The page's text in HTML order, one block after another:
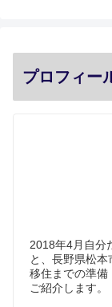
プロフィー
2018年4月自分
と、長野県松本
移住までの準備
ご紹介します。